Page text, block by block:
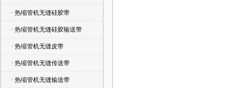
· 热缩管机无缝硅胶带
· 热缩管机无缝硅胶输送带
· 热缩管机无缝皮带
· 热缩管机无缝传送带
· 热缩管机无缝输送带